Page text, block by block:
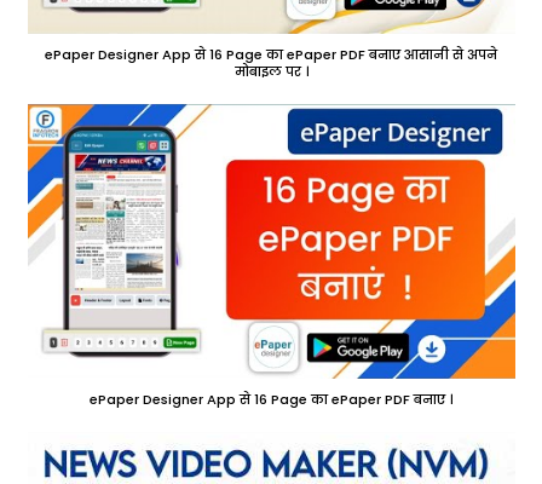
ePaper Designer App से 16 Page का ePaper PDF बनाए आसानी से अपने
मोबाइल पर ।
ePaper Designer App से 16 Page का ePaper PDF बनाए ।